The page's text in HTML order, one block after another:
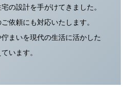
の設計を手がけてきました。
依頼にも対応いたします。
まいを現代の生活に活かした
います。